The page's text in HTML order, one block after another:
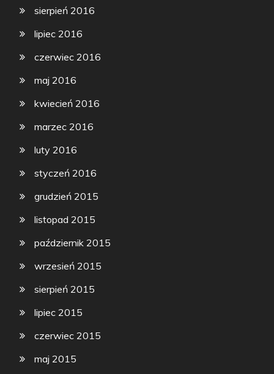
sierpień 2016
lipiec 2016
czerwiec 2016
maj 2016
kwiecień 2016
marzec 2016
luty 2016
styczeń 2016
grudzień 2015
listopad 2015
październik 2015
wrzesień 2015
sierpień 2015
lipiec 2015
czerwiec 2015
maj 2015